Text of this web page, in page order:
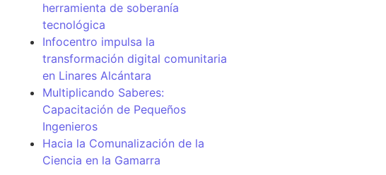
herramienta de soberanía
tecnológica
Infocentro impulsa la
transformación digital comunitaria
en Linares Alcántara
Multiplicando Saberes:
Capacitación de Pequeños
Ingenieros
Hacia la Comunalización de la
Ciencia en la Gamarra